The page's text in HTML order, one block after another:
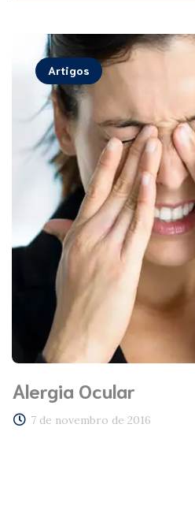
Artigos
Alergia Ocular
7 de novembro de 2016